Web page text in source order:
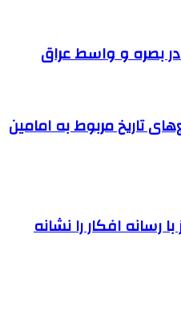
بصره و واسط عراق
تاریخ مربوط به امامین
رسانه افکار را نشانه